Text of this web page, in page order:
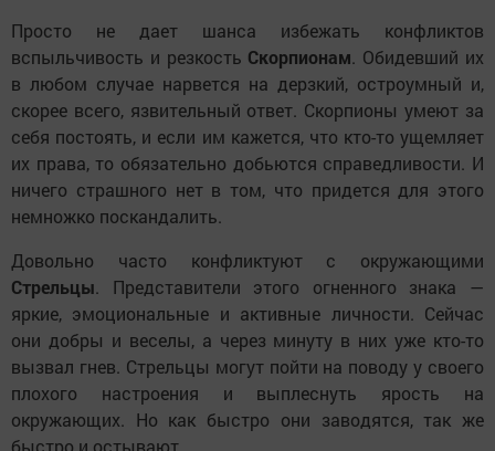
Просто не дает шанса избежать конфликтов
вспыльчивость и резкость Скорпионам. Обидевший их
в любом случае нарвется на дерзкий, остроумный и,
скорее всего, язвительный ответ. Скорпионы умеют за
себя постоять, и если им кажется, что кто-то ущемляет
их права, то обязательно добьются справедливости. И
ничего страшного нет в том, что придется для этого
немножко поскандалить.
Довольно часто конфликтуют с окружающими
Стрельцы. Представители этого огненного знака —
яркие, эмоциональные и активные личности. Сейчас
они добры и веселы, а через минуту в них уже кто-то
вызвал гнев. Стрельцы могут пойти на поводу у своего
плохого настроения и выплеснуть ярость на
окружающих. Но как быстро они заводятся, так же